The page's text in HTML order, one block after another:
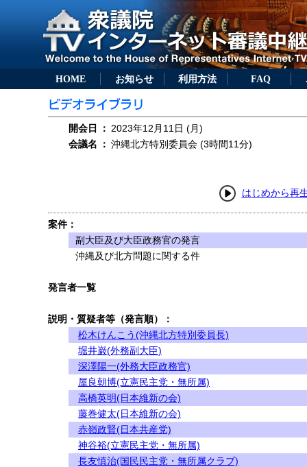
HOME お知らせ 利用方法 FAQ
開会日 ： 2023年12月11日 (月)
会議名
： 沖縄北方特別委員会 (3時間11分)
はじめから再
案件：
副大臣及び大臣政務官の発言
沖縄及び北方問題に関する件
発言者一覧
説明・質疑者等（発言順）：
松木けんこう(沖縄北方特別委員長)
堀井巌(外務副大臣)
深澤陽一(外務大臣政務官)
屋良朝博(立憲民主党・無所属)
高橋英明(日本維新の会)
藤巻健太(日本維新の会)
赤嶺政賢(日本共産党)
神谷裕(立憲民主党・無所属)
長友慎治(国民民主党・無所属クラブ)